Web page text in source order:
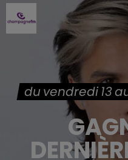
du vendredi 13